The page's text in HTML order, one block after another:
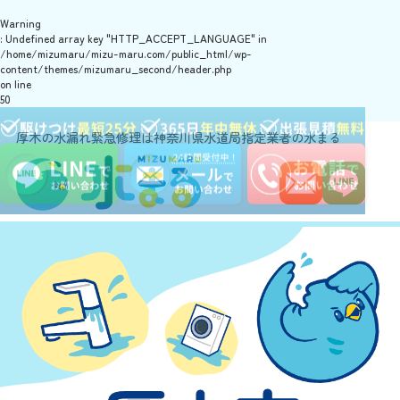
Warning
: Undefined array key "HTTP_ACCEPT_LANGUAGE" in
/home/mizumaru/mizu-maru.com/public_html/wp-
content/themes/mizumaru_second/header.php
on line
50
厚木の水漏れ緊急修理は神奈川県水道局指定業者の水まる